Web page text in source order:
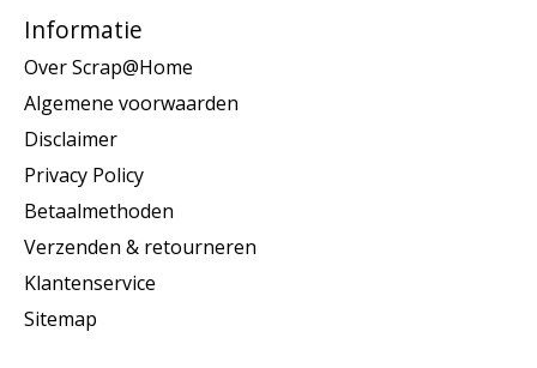
Informatie
Over Scrap@Home
Algemene voorwaarden
Disclaimer
Privacy Policy
Betaalmethoden
Verzenden & retourneren
Klantenservice
Sitemap